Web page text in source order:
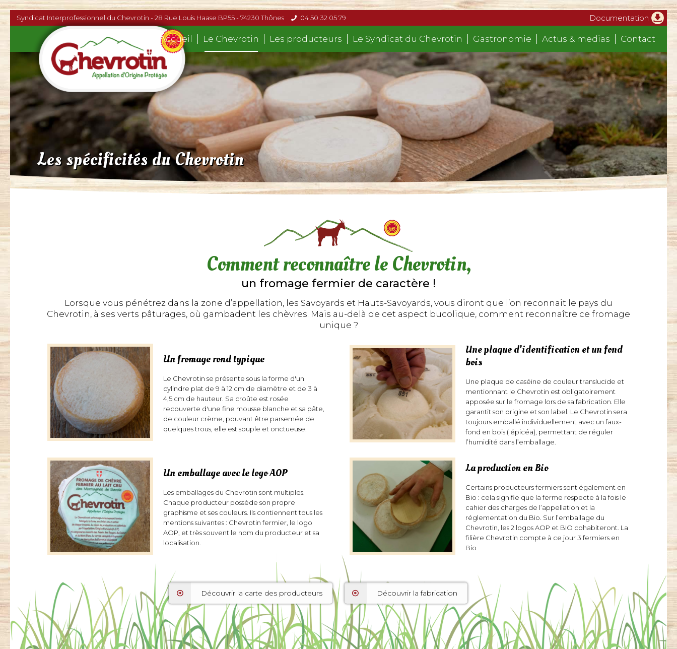
Syndicat Interprofessionnel du Chevrotin - 28 Rue Louis Haase BP55 - 74230 Thônes 04 50 32 05 79 Documentation
Accueil Le Chevrotin Les producteurs Le Syndicat du Chevrotin Gastronomie Actus & medias Contact
Les spécificités du Chevrotin
Comment reconnaître le Chevrotin,
un fromage fermier de caractère !
Lorsque vous pénétrez dans la zone d’appellation, les Savoyards et Hauts-Savoyards, vous diront que l’on reconnait le pays du
Chevrotin, à ses verts pâturages, où gambadent les chèvres. Mais au-delà de cet aspect bucolique, comment reconnaître ce fromage
unique ?
Un fromage rond typique
Le Chevrotin se présente sous la forme d'un
cylindre plat de 9 à 12 cm de diamètre et de 3 à
4,5 cm de hauteur. Sa croûte est rosée
recouverte d'une fine mousse blanche et sa pâte,
de couleur crème, pouvant être parsemée de
quelques trous, elle est souple et onctueuse.
Une plaque d'identification et un fond
bois
Une plaque de caséine de couleur translucide et
mentionnant le Chevrotin est obligatoirement
apposée sur le fromage lors de sa fabrication. Elle
garantit son origine et son label. Le Chevrotin sera
toujours emballé individuellement avec un faux-
fond en bois ( épicéa), permettant de réguler
l’humidité dans l’emballage.
Un emballage avec le logo AOP
Les emballages du Chevrotin sont multiples.
Chaque producteur possède son propre
graphisme et ses couleurs. Ils contiennent tous les
mentions suivantes : Chevrotin fermier, le logo
AOP, et très souvent le nom du producteur et sa
localisation.
La production en Bio
Certains producteurs fermiers sont également en
Bio : cela signifie que la ferme respecte à la fois le
cahier des charges de l’appellation et la
réglementation du Bio. Sur l’emballage du
Chevrotin, les 2 logos AOP et BIO cohabiteront. La
filière Chevrotin compte à ce jour 3 fermiers en
Bio
Découvrir la carte des producteurs Découvrir la fabrication